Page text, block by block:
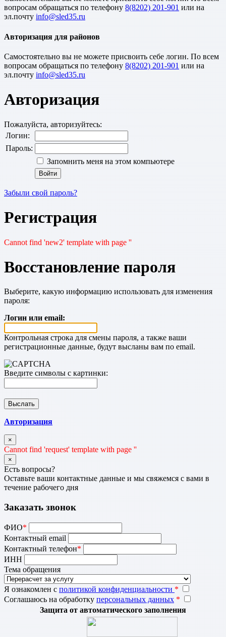
вопросам обращаться по телефону 8(8202) 201-901 или на
эл.почту
Авторизация для районов
Cамостоятельно вы не можете присвоить себе логин. По всем
вопросам обращаться по телефону 8(8202) 201-901 или на
эл.почту
Авторизация
Пожалуйста, авторизуйтесь:
Логин:
Пароль:
Запомнить меня на этом компьютере
Забыли свой пароль?
Регистрация
Cannot find 'new2' template with page ''
Восстановление пароля
Выберите, какую информацию использовать для изменения
пароля:
Логин или email:
Контрольная строка для смены пароля, а также ваши
регистрационные данные, будут высланы вам по email.
Введите символы с картинки:
Авторизация
×
Cannot find 'request' template with page ''
×
Есть вопросы?
Оставьте ваши контактные данные и мы свяжемся с вами в
течение рабочего дня
Заказать звонок
ФИО*
Контактный email
Контактный телефон*
ИНН
Тема обращения
Я ознакомлен с политикой конфиденциальности *
Соглашаюсь на обработку персональных данных *
Защита от автоматического заполнения